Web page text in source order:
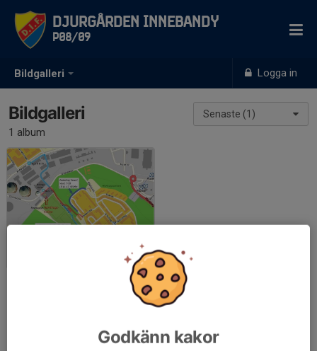
Bildgalleri Logga in
Djurgården Innebandy
P08/09
Senaste (1)
Bildgalleri
1 album
Godkänn kakor